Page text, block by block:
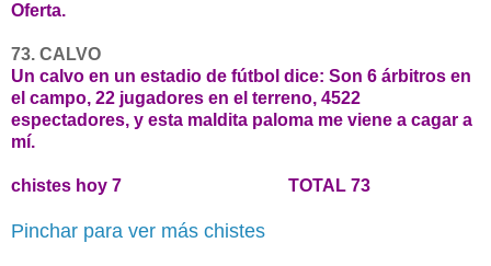
Oferta.
73. CALVO
Un calvo en un estadio de fútbol dice: Son 6 árbitros en
el campo, 22 jugadores en el terreno, 4522
espectadores, y esta maldita paloma me viene a cagar a
mí.
chistes hoy 7 TOTAL 73
Pinchar para ver más chistes